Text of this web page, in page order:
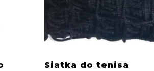
Siatka do tenisa